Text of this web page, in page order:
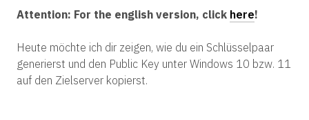
Attention: For the english version, click here!
Heute möchte ich dir zeigen, wie du ein Schlüsselpaar
generierst und den Public Key unter Windows 10 bzw. 11
auf den Zielserver kopierst.